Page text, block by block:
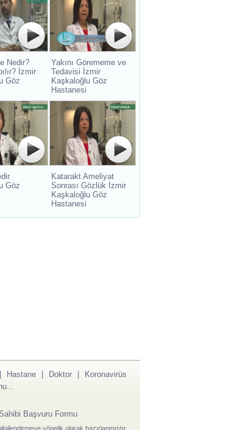
Nedir?
İzmir
Göz
Yakını Görememe ve
Tedavisi İzmir
Kaşkaloğlu Göz
Hastanesi
Göz
Katarakt Ameliyat
Sonrası Gözlük İzmir
Kaşkaloğlu Göz
Hastanesi
| Hastane | Doktor |
Koronavirüs
Başvuru Formu
yönelik olarak hazırlanmıştır,